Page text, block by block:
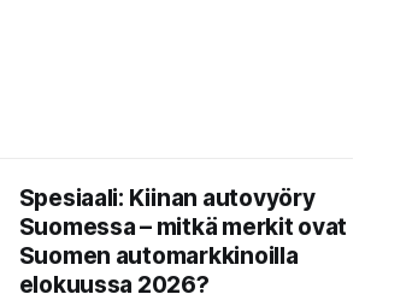
Spesiaali: Kiinan autovyöry
Suomessa – mitkä merkit ovat
Suomen automarkkinoilla
elokuussa 2026?